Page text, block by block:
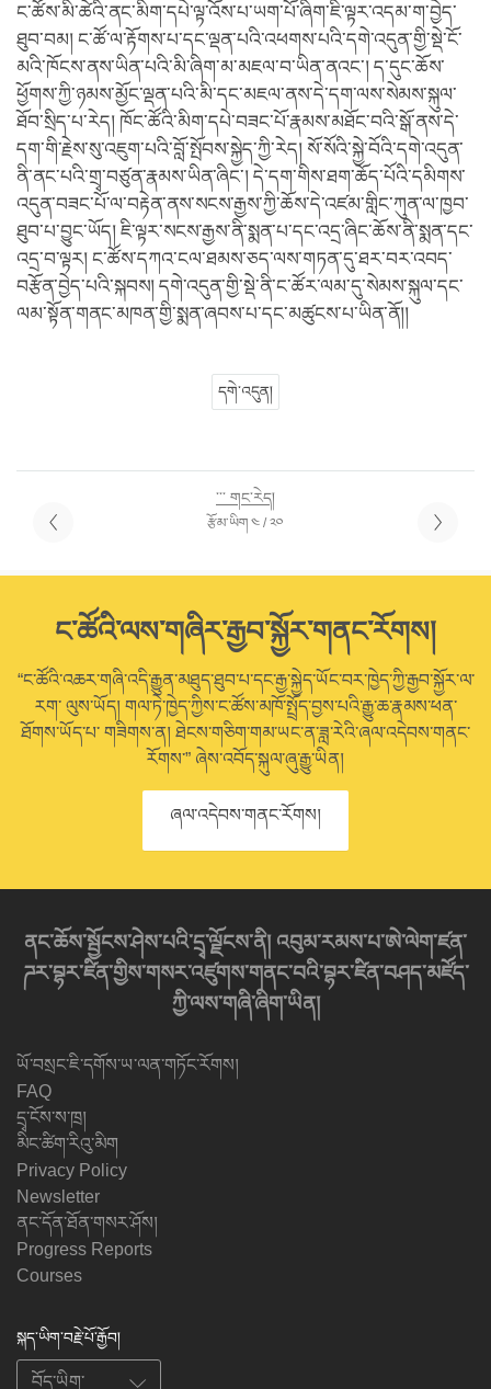
ང་ཚོས་མི་ཚེའི་ནང་མིག་དཔེ་ལྟ་འོས་པ་ཡག་པོ་ཞིག་ཇི་ལྟར་འདམ་ག་བྱེད་
ཐུབ་བམ། ང་ཚོ་ལ་རྟོགས་པ་དང་ལྡན་པའི་འཕགས་པའི་དགེ་འདུན་གྱི་སྡེ་ངོ་
མའི་ཁོངས་ནས་ཡིན་པའི་མི་ཞིག་མ་མཇལ་བ་ཡིན་ནའང་། ད་དུང་ཆོས་
ཕྱོགས་ཀྱི་ཉམས་མྱོང་ལྡན་པའི་མི་དང་མཇལ་ནས་དེ་དག་ལས་སེམས་སྐུལ་
ཐོབ་སྲིད་པ་རེད། ཁོང་ཚོའི་མིག་དཔེ་བཟང་པོ་རྣམས་མཐོང་བའི་སྒོ་ནས་དེ་
དག་གི་རྗེས་སུ་འཇུག་པའི་བློ་སྤོབས་སྐྱེད་ཀྱི་རེད། སོ་སོའི་སྐྱེ་བོའི་དགེ་འདུན་
ནི་ནང་པའི་གྲྭ་བཙུན་རྣམས་ཡིན་ཞིང་། དེ་དག་གིས་ཐག་ཆོད་པོའི་དམིགས་
འདུན་བཟང་པོ་ལ་བརྟེན་ནས་སངས་རྒྱས་ཀྱི་ཆོས་དེ་འཛམ་གླིང་ཀུན་ལ་ཁྱབ་
ཐུབ་པ་བྱུང་ཡོད། ཇི་ལྟར་སངས་རྒྱས་ནི་སྨན་པ་དང་འདྲ་ཞིང་ཆོས་ནི་སྨན་དང་
འདྲ་བ་ལྟར། ང་ཚོས་དཀའ་ངལ་ཐམས་ཅད་ལས་གཏན་དུ་ཐར་བར་འབད་
བརྩོན་བྱེད་པའི་སྐབས། དགེ་འདུན་གྱི་སྡེ་ནི་ང་ཚོར་ལམ་དུ་སེམས་སྐུལ་དང་
ལམ་སྟོན་གནང་མཁན་གྱི་སྨན་ཞབས་པ་དང་མཚུངས་པ་ཡིན་ནོ།།
དགེ་འདུན།
་་་ གང་རེད།
རྩོམ་ཡིག ༤ / ༢༠
ང་ཚོའི་ལས་གཞིར་རྒྱབ་སྐྱོར་གནང་རོགས།
“ང་ཚོའི་འཆར་གཞི་འདི་རྒྱུན་མཐུད་ཐུབ་པ་དང་རྒྱ་སྐྱེད་ཡོང་བར་ཁྱེད་ཀྱི་རྒྱབ་སྐྱོར་ལ་
རག་ ལུས་ཡོད། གལ་ཏེ་ཁྱེད་ཀྱིས་ང་ཚོས་མཁོ་སྤྲོད་བྱས་པའི་རྒྱུ་ཆ་རྣམས་ཕན་
ཐོགས་ཡོད་པ་ གཟིགས་ན། ཐེངས་གཅིག་གམ་ཡང་ན་ཟླ་རེའི་ཞལ་འདེབས་གནང་
རོགས་” ཞེས་འབོད་སྐུལ་ཞུ་རྒྱུ་ཡིན།
ཞལ་འདེབས་གནང་རོགས།
ནང་ཆོས་སྦྱོངས་ཤེས་པའི་དྲྭ་ལྗོངས་ནི། འབུམ་རམས་པ་ཨེ་ལེག་ཛན་
ཌར་བྷར་ཛིན་གྱིས་གསར་འཛུགས་གནང་བའི་བྷར་ཛིན་བཤད་མཛོད་
ཀྱི་ལས་གཞི་ཞིག་ཡིན།
ཡོ་བསྲང་ཇི་དགོས་ཡ་ལན་གཏོང་རོགས།
FAQ
དྲྭ་ངོས་ས་ཁྲ།
མིང་ཚིག་རིའུ་མིག
Privacy Policy
Newsletter
ནང་དོན་ཐོན་གསར་ཤོས།
Progress Reports
Courses
སྐད་ཡིག་བརྗེ་པོ་རྒྱོབ།